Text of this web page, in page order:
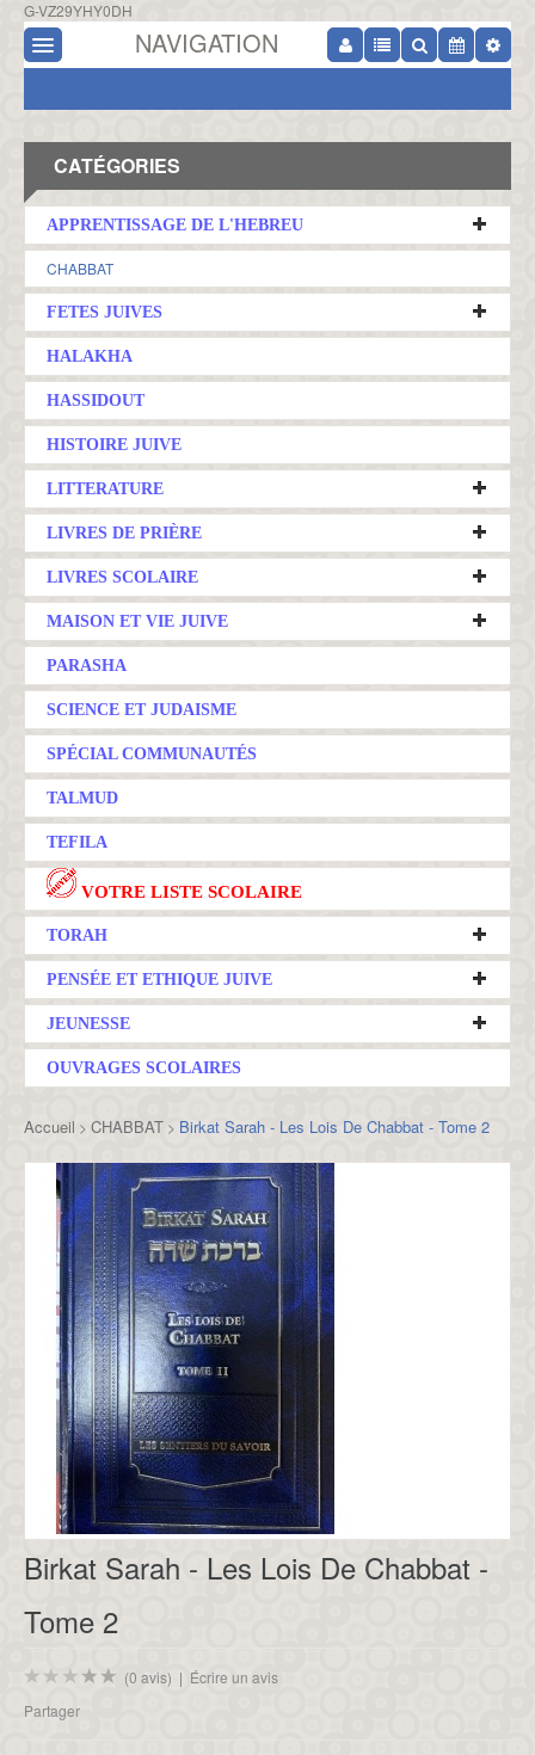
G-VZ29YHY0DH
NAVIGATION
CATÉGORIES
APPRENTISSAGE DE L'HEBREU
CHABBAT
FETES JUIVES
HALAKHA
HASSIDOUT
HISTOIRE JUIVE
LITTERATURE
LIVRES DE PRIÈRE
LIVRES SCOLAIRE
MAISON ET VIE JUIVE
PARASHA
SCIENCE ET JUDAISME
SPÉCIAL COMMUNAUTÉS
TALMUD
TEFILA
VOTRE LISTE SCOLAIRE
TORAH
PENSÉE ET ETHIQUE JUIVE
JEUNESSE
OUVRAGES SCOLAIRES
Accueil > CHABBAT > Birkat Sarah - Les Lois De Chabbat - Tome 2
Birkat Sarah - Les Lois De Chabbat -
Tome 2
(0 avis) | Écrire un avis
Partager